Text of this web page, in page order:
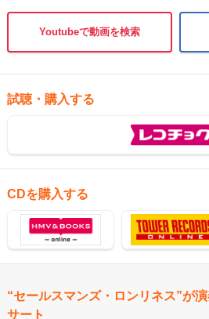
Youtubeで動画を検索
試聴・購入する
CDを購入する
“セールスマンズ・ロンリネス”が
サート